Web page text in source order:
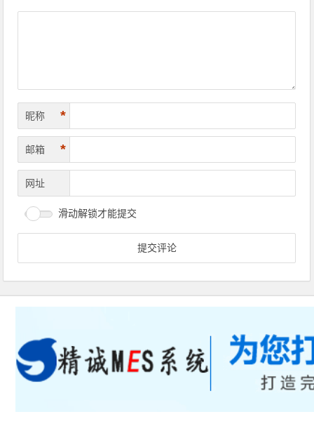
昵称 *
邮箱 *
网址
滑动解锁才能提交